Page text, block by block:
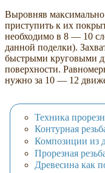
Выровняв
приступить к их
необходимо в 8 — 10
данной поделки).
быстрыми круговыми
поверхности.
нужно за 10 — 12
Техника
Контурная
Композиции из
Прорезная
Древесина как